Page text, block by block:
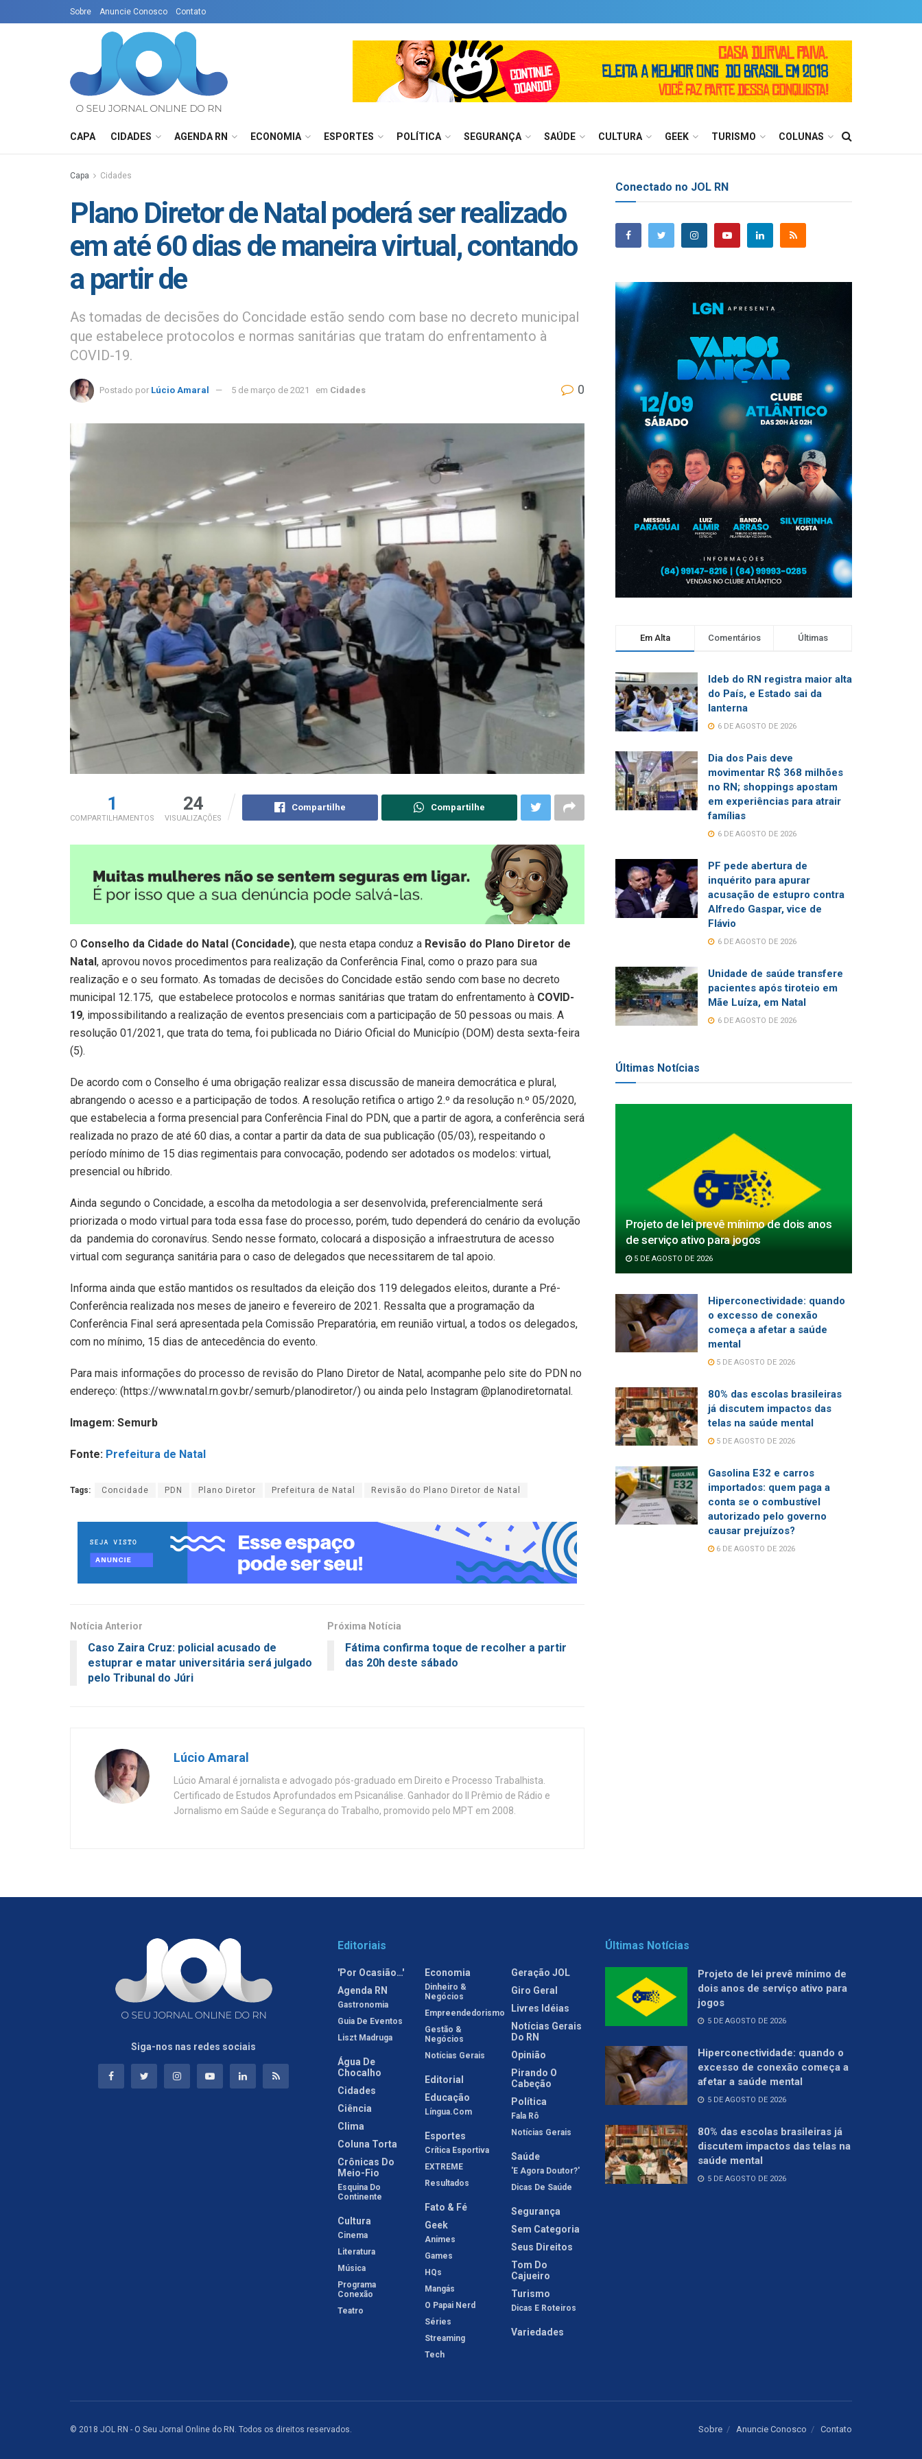
Sobre Anuncie Conosco Contato
CAPA CIDADES AGENDA RN ECONOMIA ESPORTES POLÍTICA SEGURANÇA SAÚDE CULTURA GEEK TURISMO COLUNAS
Capa Cidades
Plano Diretor de Natal poderá ser realizado
em até 60 dias de maneira virtual, contando
a partir de
As tomadas de decisões do Concidade estão sendo com base no decreto municipal
que estabelece protocolos e normas sanitárias que tratam do enfrentamento à
COVID-19.
Postado por Lúcio Amaral 5 de março de 2021 em Cidades 0
1
COMPARTILHAMENTOS
24
VISUALIZAÇÕES
Compartilhe Compartilhe
O Conselho da Cidade do Natal (Concidade), que nesta etapa conduz a Revisão do Plano Diretor de
Natal, aprovou novos procedimentos para realização da Conferência Final, como o prazo para sua
realização e o seu formato. As tomadas de decisões do Concidade estão sendo com base no decreto
municipal 12.175, que estabelece protocolos e normas sanitárias que tratam do enfrentamento à COVID-
19, impossibilitando a realização de eventos presenciais com a participação de 50 pessoas ou mais. A
resolução 01/2021, que trata do tema, foi publicada no Diário Oficial do Município (DOM) desta sexta-feira
(5).
De acordo com o Conselho é uma obrigação realizar essa discussão de maneira democrática e plural,
abrangendo o acesso e a participação de todos. A resolução retifica o artigo 2.º da resolução n.º 05/2020,
que estabelecia a forma presencial para Conferência Final do PDN, que a partir de agora, a conferência será
realizada no prazo de até 60 dias, a contar a partir da data de sua publicação (05/03), respeitando o
período mínimo de 15 dias regimentais para convocação, podendo ser adotados os modelos: virtual,
presencial ou híbrido.
Ainda segundo o Concidade, a escolha da metodologia a ser desenvolvida, preferencialmente será
priorizada o modo virtual para toda essa fase do processo, porém, tudo dependerá do cenário da evolução
da pandemia do coronavírus. Sendo nesse formato, colocará a disposição a infraestrutura de acesso
virtual com segurança sanitária para o caso de delegados que necessitarem de tal apoio.
Informa ainda que estão mantidos os resultados da eleição dos 119 delegados eleitos, durante a Pré-
Conferência realizada nos meses de janeiro e fevereiro de 2021. Ressalta que a programação da
Conferência Final será apresentada pela Comissão Preparatória, em reunião virtual, a todos os delegados,
com no mínimo, 15 dias de antecedência do evento.
Para mais informações do processo de revisão do Plano Diretor de Natal, acompanhe pelo site do PDN no
endereço: (https://www.natal.rn.gov.br/semurb/planodiretor/) ou ainda pelo Instagram @planodiretornatal.
Imagem: Semurb
Fonte: Prefeitura de Natal
Tags: Concidade PDN Plano Diretor Prefeitura de Natal Revisão do Plano Diretor de Natal
Notícia Anterior
Caso Zaira Cruz: policial acusado de
estuprar e matar universitária será julgado
pelo Tribunal do Júri
Próxima Notícia
Fátima confirma toque de recolher a partir
das 20h deste sábado
Lúcio Amaral
Lúcio Amaral é jornalista e advogado pós-graduado em Direito e Processo Trabalhista.
Certificado de Estudos Aprofundados em Psicanálise. Ganhador do II Prêmio de Rádio e
Jornalismo em Saúde e Segurança do Trabalho, promovido pelo MPT em 2008.
Conectado no JOL RN
Em Alta Comentários Últimas
Ideb do RN registra maior alta
do País, e Estado sai da
lanterna
6 DE AGOSTO DE 2026
Dia dos Pais deve
movimentar R$ 368 milhões
no RN; shoppings apostam
em experiências para atrair
famílias
6 DE AGOSTO DE 2026
PF pede abertura de
inquérito para apurar
acusação de estupro contra
Alfredo Gaspar, vice de
Flávio
6 DE AGOSTO DE 2026
Unidade de saúde transfere
pacientes após tiroteio em
Mãe Luíza, em Natal
6 DE AGOSTO DE 2026
Últimas Notícias
Projeto de lei prevê mínimo de dois anos
de serviço ativo para jogos
5 DE AGOSTO DE 2026
Hiperconectividade: quando
o excesso de conexão
começa a afetar a saúde
mental
5 DE AGOSTO DE 2026
80% das escolas brasileiras
já discutem impactos das
telas na saúde mental
5 DE AGOSTO DE 2026
Gasolina E32 e carros
importados: quem paga a
conta se o combustível
autorizado pelo governo
causar prejuízos?
6 DE AGOSTO DE 2026
Siga-nos nas redes sociais
Editoriais
'Por Ocasião…'
Agenda RN
Gastronomia
Guia De Eventos
Liszt Madruga
Água De
Chocalho
Cidades
Ciência
Clima
Coluna Torta
Crônicas Do
Meio-Fio
Esquina Do
Continente
Cultura
Cinema
Literatura
Música
Programa
Conexão
Teatro
Economia
Dinheiro &
Negócios
Empreendedorismo
Gestão &
Negócios
Notícias Gerais
Editorial
Educação
Língua.com
Esportes
Crítica Esportiva
EXTREME
Resultados
Fato & Fé
Geek
Animes
Games
HQs
Mangás
O Papai Nerd
Séries
Streaming
Tech
Geração JOL
Giro Geral
Livres Idéias
Notícias Gerais
Do RN
Opinião
Pirando O
Cabeção
Política
Fala Rô
Notícias Gerais
Saúde
'E Agora Doutor?'
Dicas De Saúde
Segurança
Sem Categoria
Seus Direitos
Tom Do
Cajueiro
Turismo
Dicas E Roteiros
Variedades
Últimas Notícias
Projeto de lei prevê mínimo de
dois anos de serviço ativo para
jogos
5 DE AGOSTO DE 2026
Hiperconectividade: quando o
excesso de conexão começa a
afetar a saúde mental
5 DE AGOSTO DE 2026
80% das escolas brasileiras já
discutem impactos das telas na
saúde mental
5 DE AGOSTO DE 2026
Sobre Anuncie Conosco Contato
© 2018 JOL RN - O Seu Jornal Online do RN. Todos os direitos reservados.